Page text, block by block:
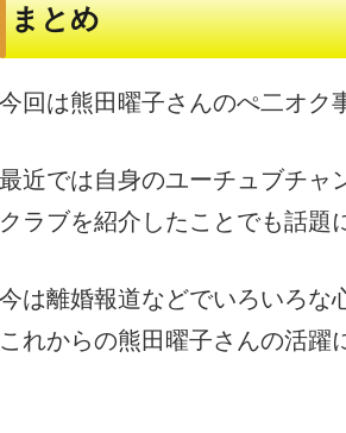
まとめ
今回は熊田曜子さんのぺ二オク
最近では自身のユーチュブチャ
クラブを紹介したことでも話題
今は離婚報道などでいろいろな
これからの熊田曜子さんの活躍